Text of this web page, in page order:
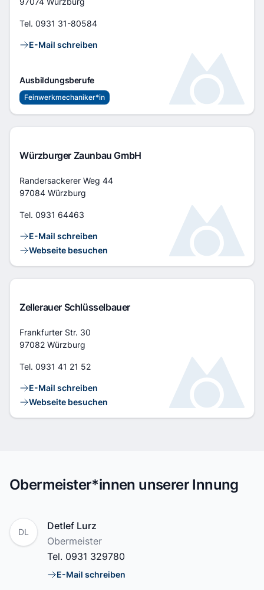
Tel. 0931 31-80584
Kontaktlinks
E-Mail schreiben
Ausbildungsberufe
Feinwerkmechaniker*in
Würzburger Zaunbau GmbH
Adresse
Randersackerer Weg 44
97084 Würzburg
Tel. 0931 64463
Kontaktlinks
E-Mail schreiben
Webseite besuchen
Zellerauer Schlüsselbauer
Adresse
Frankfurter Str. 30
97082 Würzburg
Tel. 0931 41 21 52
Kontaktlinks
E-Mail schreiben
Webseite besuchen
Obermeister*innen unserer Innung
DL
Name
Detlef Lurz
Position
Obermeister
Tel. 0931 329780
E-Mail
E-Mail schreiben